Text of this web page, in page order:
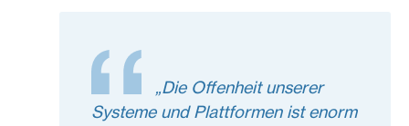
„Die Offenheit unserer
Systeme und Plattformen ist enorm